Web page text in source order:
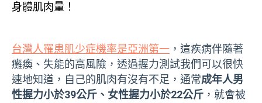
身體肌肉量！
台灣人罹患肌少症機率是亞洲第一 ，這疾病伴隨著
癱瘓、失能的高風險，透過握力測試我們可以很快
速地知道，自己的肌肉有沒有不足，通常成年人男
性握力小於39公斤、女性握力小於22公斤 ，就會被